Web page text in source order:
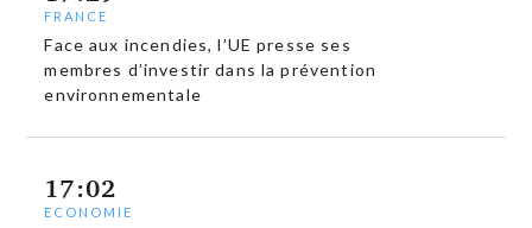
FRANCE
Face aux incendies, l’UE presse ses
membres d’investir dans la prévention
environnementale
17:02
ECONOMIE